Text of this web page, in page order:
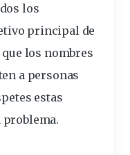
los
principal de
los nombres
a personas
estas